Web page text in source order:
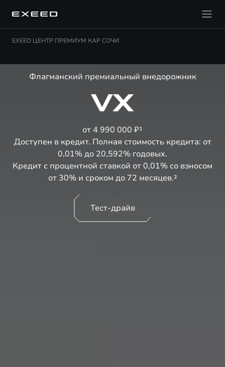
EXEED ЦЕНТР ПРЕМИУМ КАР СОЧИ
Флагманский премиальный внедорожник
VX
от 4 990 000 ₽¹
Доступен в кредит. Полная стоимость кредита: от
0,01% до 20,592% годовых.
Кредит с процентной ставкой от 0,01% со взносом
от 30% и сроком до 72 месяцев.²
Тест-драйв